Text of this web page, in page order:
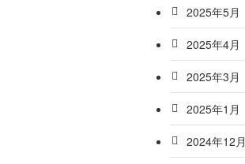
2025年5月
2025年4月
2025年3月
2025年1月
2024年12月